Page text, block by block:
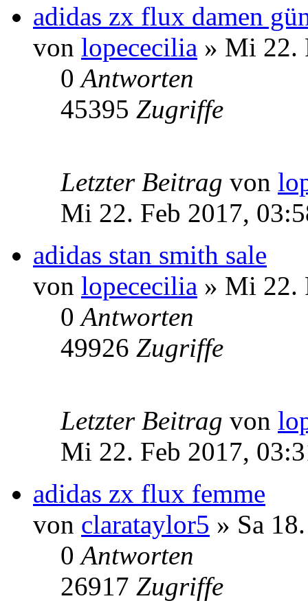
adidas zx flux damen
von lopececilia » Mi 22.
0 Antworten
45395 Zugriffe
Letzter Beitrag von
Mi 22. Feb 2017,
adidas stan smith sale
von lopececilia » Mi 22.
0 Antworten
49926 Zugriffe
Letzter Beitrag von
Mi 22. Feb 2017,
adidas zx flux femme
von clarataylor5 » Sa
0 Antworten
26917 Zugriffe